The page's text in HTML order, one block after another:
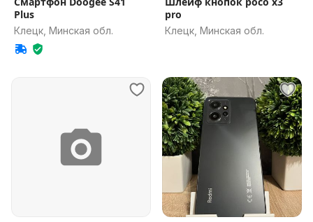
Plus
Клецк, Минская обл.
pro
Клецк, Минская обл.